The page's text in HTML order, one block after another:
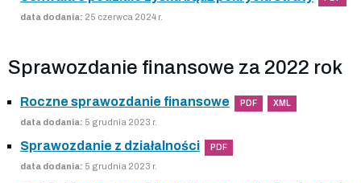
data dodania: 25 czerwca 2024 r.
Sprawozdanie finansowe za 2022 rok
Roczne sprawozdanie finansowe PDF XML
data dodania: 5 grudnia 2023 r.
Sprawozdanie z działalności PDF
data dodania: 5 grudnia 2023 r.